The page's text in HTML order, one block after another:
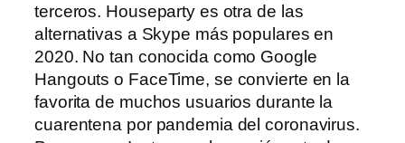
terceros. Houseparty es otra de las
alternativas a Skype más populares en
2020. No tan conocida como Google
Hangouts o FaceTime, se convierte en la
favorita de muchos usuarios durante la
cuarentena por pandemia del coronavirus.